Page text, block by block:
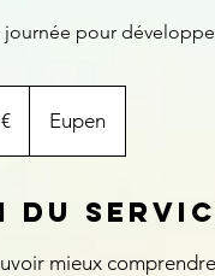
pour
Eupen
du
mieux